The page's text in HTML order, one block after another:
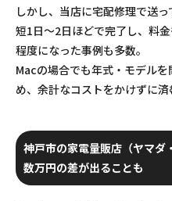
しかし、当店に宅配修理で送
短1日～2日ほどで完了し、料
程度になった事例も多数。
Macの場合でも年式・モデル
め、余計なコストをかけずに済
神戸市の家電量販店（ヤマダ
数万円の差が出ることも